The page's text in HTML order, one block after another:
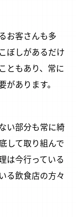
お客さんも多
ぼしがあるだけ
ともあり、常に
あります。
い部分も常に綺
して取り組んで
は今行っている
る飲食店の方々